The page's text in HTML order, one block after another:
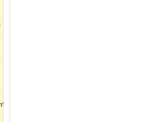
posts/118357841688292